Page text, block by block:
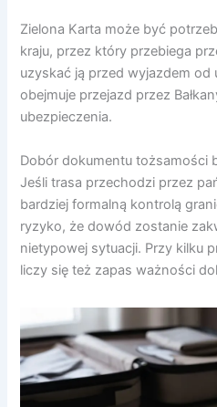
Zielona Karta może być
kraju, przez który przebiega
uzyskać ją przed wyjazdem od
obejmuje przejazd przez
ubezpieczenia.
Dobór dokumentu tożsamości
Jeśli trasa przechodzi przez
bardziej formalną kontrolą
ryzyko, że dowód zostanie
nietypowej sytuacji. Przy kilku
liczy się też zapas ważności